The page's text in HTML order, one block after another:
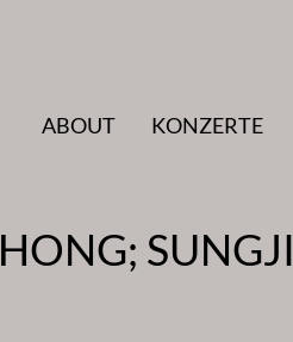
ABOUT
KONZERTE
HONG; SUNGJI